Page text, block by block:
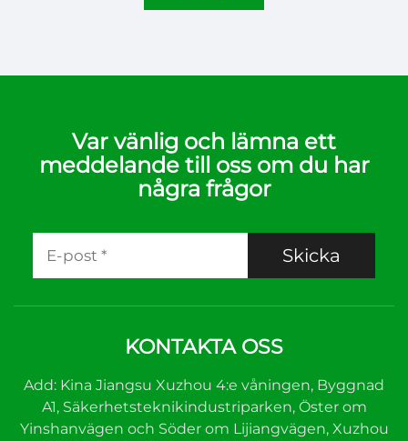
Var vänlig och lämna ett
meddelande till oss om du har
några frågor
Skicka
KONTAKTA OSS
Add: Kina Jiangsu Xuzhou 4:e våningen, Byggnad
A1, Säkerhetsteknikindustriparken, Öster om
Yinshanvägen och Söder om Lijiangvägen, Xuzhou